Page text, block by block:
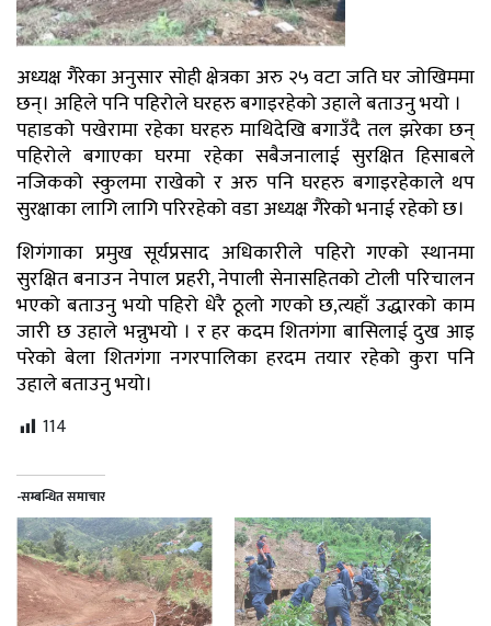
अध्यक्ष गैरेका अनुसार सोही क्षेत्रका अरु २५ वटा जति घर जोखिममा
छन्। अहिले पनि पहिरोले घरहरु बगाइरहेको उहाले बताउनु भयो ।
पहाडको पखेरामा रहेका घरहरु माथिदेखि बगाउँदै तल झरेका छन्
पहिरोले बगाएका घरमा रहेका सबैजनालाई सुरक्षित हिसाबले
नजिकको स्कुलमा राखेकाे र अरु पनि घरहरु बगाइरहेकाले थप
सुरक्षाका लागि लागि परिरहेको वडा अध्यक्ष गैरेको भनाई रहेको छ।
शिगंगाका प्रमुख सूर्यप्रसाद अधिकारीले पहिरो गएको स्थानमा
सुरक्षित बनाउन नेपाल प्रहरी, नेपाली सेनासहितको टोली परिचालन
भएको बताउनु भयो पहिरो धेरै ठूलो गएको छ,त्यहाँ उद्धारको काम
जारी छ उहाले भन्नुभयो । र हर कदम शितगंगा बासिलाई दुख आइ
परेको बेला शितगंगा नगरपालिका हरदम तयार रहेको कुरा पनि
उहाले बताउनु भयो।
114
-सम्बन्धित समाचार